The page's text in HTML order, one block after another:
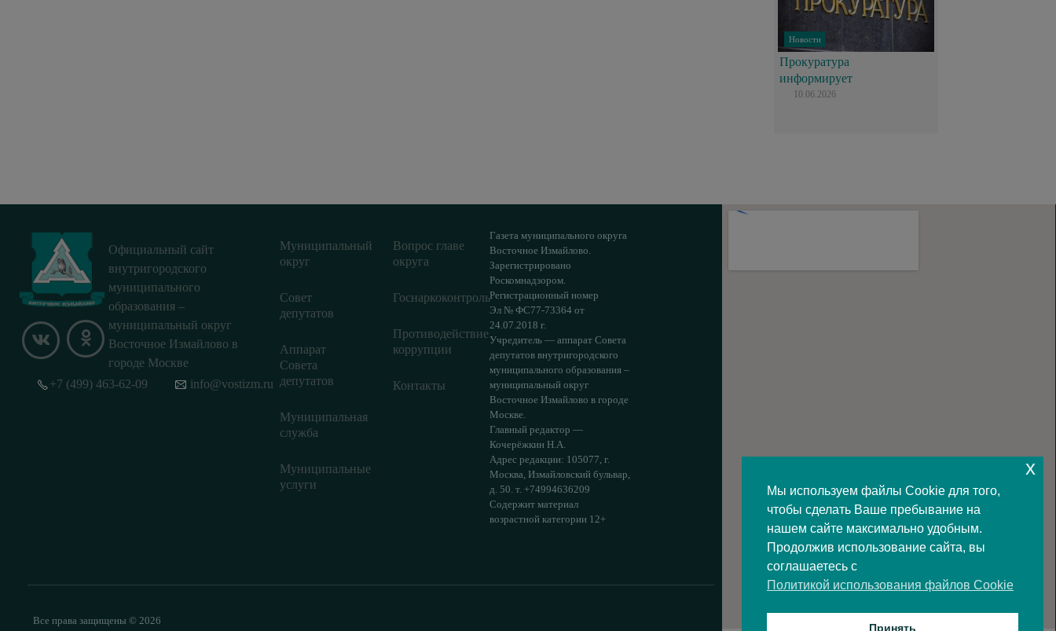
Новости
Прокуратура
информирует
10.06.2026
Официальный сайт
внутригородского
муниципального
образования –
муниципальный округ
Восточное Измайлово в
городе Москве
Муниципальный
округ
Совет
депутатов
Аппарат
Совета
депутатов
Муниципальная
служба
Муниципальные
услуги
Вопрос главе
округа
Госнаркоконтроль
Противодействие
коррупции
Контакты
Газета муниципального округа
Восточное Измайлово.
Зарегистрировано
Роскомнадзором.
Регистрационный номер
Эл № ФС77-73364 от
24.07.2018 г.
Учредитель — аппарат Совета
депутатов внутригородского
муниципального образования –
муниципальный округ
Восточное Измайлово в городе
Москве.
Главный редактор —
Кочерёжкин Н.А.
Адрес редакции: 105077, г.
Москва, Измайловский бульвар,
д. 50. т. +74994636209
Содержит материал
возрастной категории 12+
+7 (499) 463-62-09 info@vostizm.ru
Все права защищены © 2026
Мы используем файлы Cookie для того,
чтобы сделать Ваше пребывание на
нашем сайте максимально удобным.
Продолжив использование сайта, вы
соглашаетесь с
Политикой использования файлов Cookie
Принять
x